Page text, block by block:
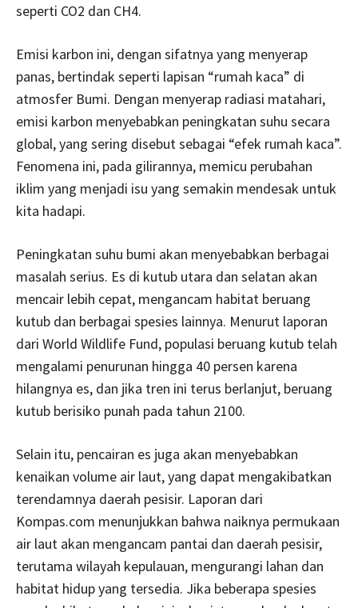
seperti CO2 dan CH4.
Emisi karbon ini, dengan sifatnya yang menyerap
panas, bertindak seperti lapisan “rumah kaca” di
atmosfer Bumi. Dengan menyerap radiasi matahari,
emisi karbon menyebabkan peningkatan suhu secara
global, yang sering disebut sebagai “efek rumah kaca”.
Fenomena ini, pada gilirannya, memicu perubahan
iklim yang menjadi isu yang semakin mendesak untuk
kita hadapi.
Peningkatan suhu bumi akan menyebabkan berbagai
masalah serius. Es di kutub utara dan selatan akan
mencair lebih cepat, mengancam habitat beruang
kutub dan berbagai spesies lainnya. Menurut laporan
dari World Wildlife Fund, populasi beruang kutub telah
mengalami penurunan hingga 40 persen karena
hilangnya es, dan jika tren ini terus berlanjut, beruang
kutub berisiko punah pada tahun 2100.
Selain itu, pencairan es juga akan menyebabkan
kenaikan volume air laut, yang dapat mengakibatkan
terendamnya daerah pesisir. Laporan dari
Kompas.com menunjukkan bahwa naiknya permukaan
air laut akan mengancam pantai dan daerah pesisir,
terutama wilayah kepulauan, mengurangi lahan dan
habitat hidup yang tersedia. Jika beberapa spesies